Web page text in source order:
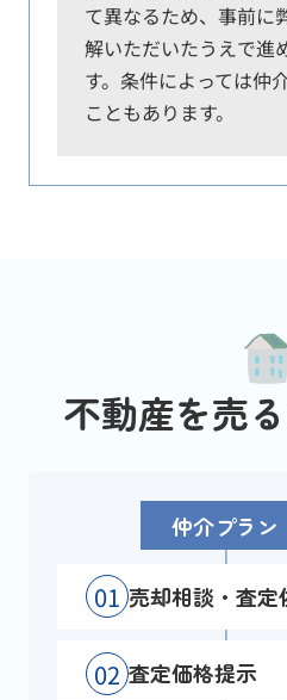
て異なるため、事前に
解いただいたうえで進
す。条件によっては仲
こともあります。
不動産を売
仲介プラン
01 売却相談・査定
02 査定価格提示